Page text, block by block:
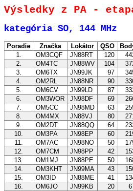
Výsledky z PA -
kategória SO, 144 MHz
Poradie Značka Lokátor QSO
1.
OM3CQF JN88RT 120
2.
OM4TC JN88WV 104
3.
OM6TX JN99JK 97
4.
OM2RL JN88NR 90
5.
OM6CV JN99LD 87
6.
OM3WOR JN98DF 69
7.
OM5CC JN98MD 63
8.
OM4MX JN88VJ 80
9.
OM2DT JN88QQ 64
10.
OM3PA JN98EP 60
11.
OM7AC JN98NO 50
12.
OM7CM JN98PP 42
13.
OM1MJ JN88PE 50
14.
OM3KHT JN99MA 43
15.
OM3ID JN88ME 41
16.
OM6JO JN99KB 20